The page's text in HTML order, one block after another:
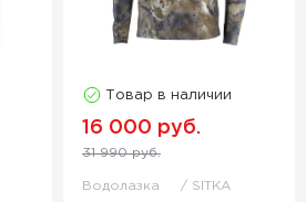
Товар в наличии
16 000 руб.
31 990 руб.
Водолазка SITKA